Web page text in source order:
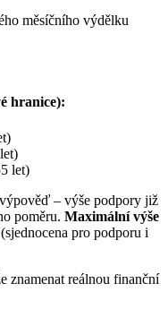
měsíčního výdělku
hranice):
let)
– výše podpory již
poměru. Maximální výše
(sjednocena pro podporu i
znamenat reálnou finanční